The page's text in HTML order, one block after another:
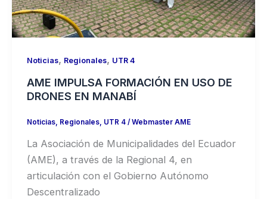
Noticias, Regionales, UTR 4
AME IMPULSA FORMACIÓN EN USO DE
DRONES EN MANABÍ
Noticias, Regionales, UTR 4/ Webmaster AME
La Asociación de Municipalidades del Ecuador
(AME), a través de la Regional 4, en
articulación con el Gobierno Autónomo
Descentralizado